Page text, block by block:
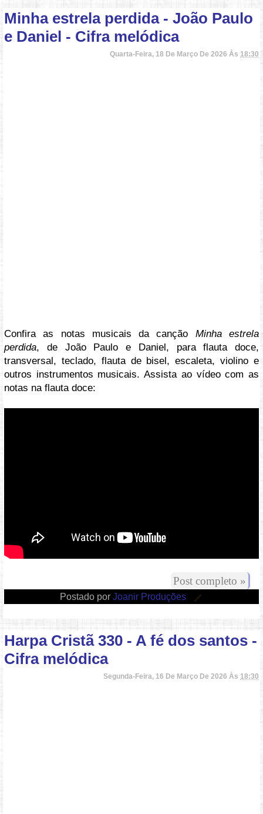
Minha estrela perdida - João Paulo
e Daniel - Cifra melódica
Quarta-Feira, 18 De Março De 2026 Às 18:30
Confira as notas musicais da canção Minha estrela
perdida, de João Paulo e Daniel, para flauta doce,
transversal, teclado, flauta de bisel, escaleta, violino e
outros instrumentos musicais. Assista ao vídeo com as
notas na flauta doce:
Post completo »
Postado por Joanir Produções
Harpa Cristã 330 - A fé dos santos -
Cifra melódica
Segunda-Feira, 16 De Março De 2026 Às 18:30